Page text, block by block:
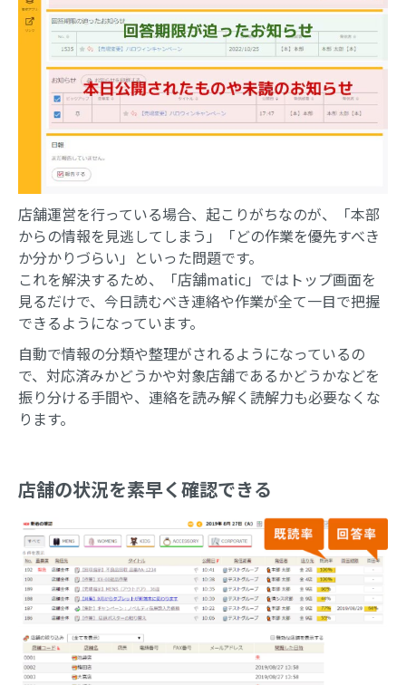
店舗運営を行っている場合、起こりがちなのが、「本部
からの情報を見逃してしまう」「どの作業を優先すべき
か分かりづらい」といった問題です。
これを解決するため、「店舗matic」ではトップ画面を
見るだけで、今日読むべき連絡や作業が全て一目で把握
できるようになっています。
自動で情報の分類や整理がされるようになっているの
で、対応済みかどうかや対象店舗であるかどうかなどを
振り分ける手間や、連絡を読み解く読解力も必要なくな
ります。
店舗の状況を素早く確認できる